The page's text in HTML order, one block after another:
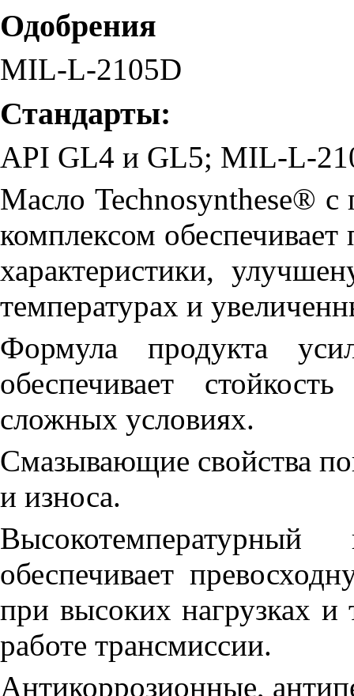
Одобрения
MIL-L-2105D
Стандарты:
API GL4 и GL5; MIL-L-
Масло Technosynthese®
комплексом
характеристики,
температурах и
Формула продукта
обеспечивает
сложных условиях.
Смазывающие свойства
и износа.
обеспечивает
при высоких нагрузках
работе трансмиссии.
Антикоррозионные,